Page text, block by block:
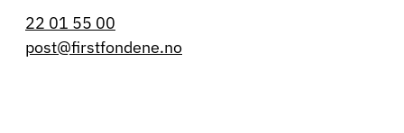
22 01 55 00
post@firstfondene.no